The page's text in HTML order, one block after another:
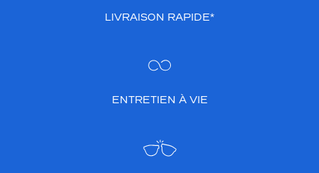
LIVRAISON RAPIDE*
ENTRETIEN À VIE